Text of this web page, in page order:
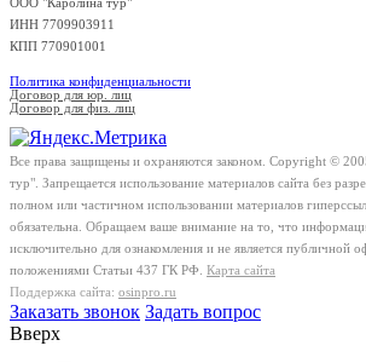
ИНН 7709903911
КПП 770901001
Политика конфиденциальности
Договор для юр. лиц
Договор для физ. лиц
Все права защищены и охраняются законом. Copyright ©
тур". Запрещается использование материалов сайта без
полном или частичном использовании материалов
обязательна. Обращаем ваше внимание на то, что
исключительно для ознакомления и не является публичной
положениями Статьи 437 ГК РФ. Карта сайта
Поддержка сайта: osinpro.ru
Заказать звонок Задать вопрос
Вверх